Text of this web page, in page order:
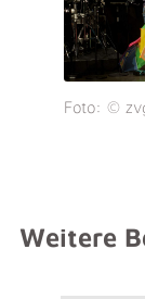
Foto: ©
Weitere